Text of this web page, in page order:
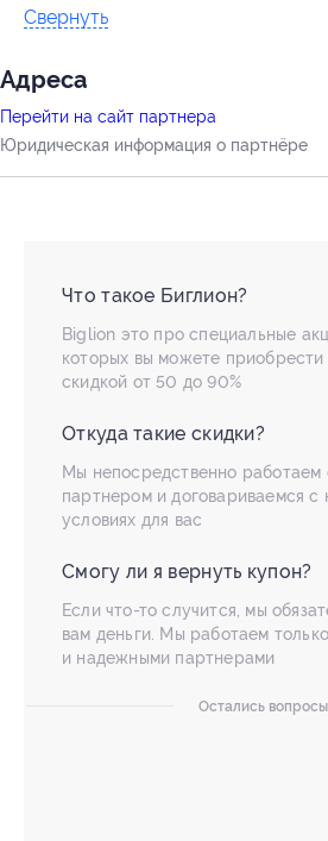
Свернуть
Адресa
Перейти на сайт партнера
Юридическая информация о партнёре
Что такое Биглион?
Biglion это про специальные
которых вы можете приобрести
скидкой от 50 до 90%
Откуда такие скидки?
Мы непосредственно
партнером и договариваемся с
условиях для вас
Смогу ли я вернуть купон?
Если что-то случится, мы
вам деньги. Мы работаем
и надежными партнерами
Остались